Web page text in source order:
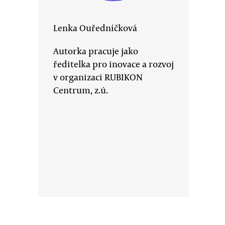
Lenka Ouředníčková
Autorka pracuje jako
ředitelka pro inovace a rozvoj
v organizaci RUBIKON
Centrum, z.ú.